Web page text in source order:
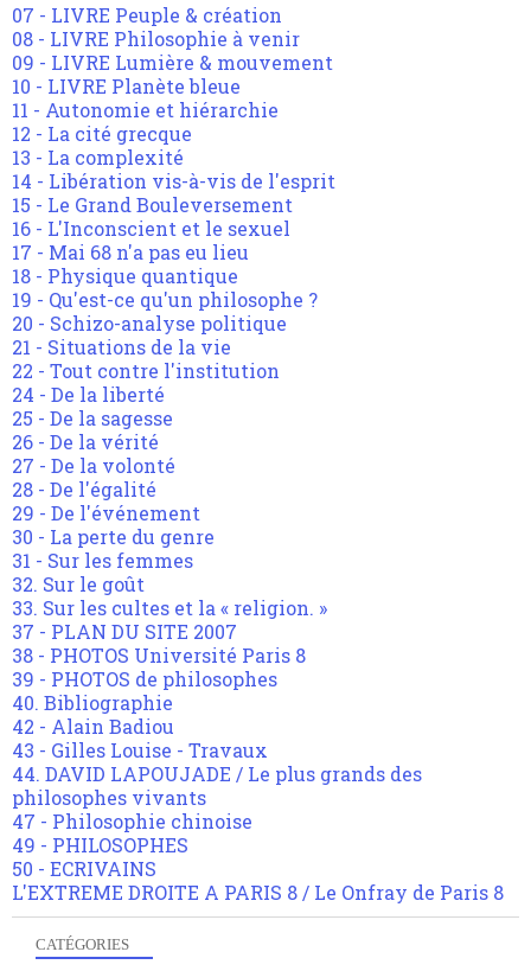
07 - LIVRE Peuple & création
08 - LIVRE Philosophie à venir
09 - LIVRE Lumière & mouvement
10 - LIVRE Planète bleue
11 - Autonomie et hiérarchie
12 - La cité grecque
13 - La complexité
14 - Libération vis-à-vis de l'esprit
15 - Le Grand Bouleversement
16 - L'Inconscient et le sexuel
17 - Mai 68 n'a pas eu lieu
18 - Physique quantique
19 - Qu'est-ce qu'un philosophe ?
20 - Schizo-analyse politique
21 - Situations de la vie
22 - Tout contre l'institution
24 - De la liberté
25 - De la sagesse
26 - De la vérité
27 - De la volonté
28 - De l'égalité
29 - De l'événement
30 - La perte du genre
31 - Sur les femmes
32. Sur le goût
33. Sur les cultes et la « religion. »
37 - PLAN DU SITE 2007
38 - PHOTOS Université Paris 8
39 - PHOTOS de philosophes
40. Bibliographie
42 - Alain Badiou
43 - Gilles Louise - Travaux
44. DAVID LAPOUJADE / Le plus grands des
philosophes vivants
47 - Philosophie chinoise
49 - PHILOSOPHES
50 - ECRIVAINS
L'EXTREME DROITE A PARIS 8 / Le Onfray de Paris 8
CATÉGORIES